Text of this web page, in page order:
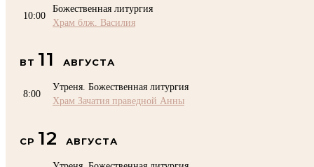
10:00
Божественная литургия
Храм блж. Василия
ВТ 11 АВГУСТА
8:00
Утреня. Божественная литургия
Храм Зачатия праведной Анны
СР 12 АВГУСТА